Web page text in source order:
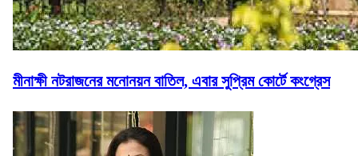
মীনাক্ষী নটরাজনের মনোনয়ন বাতিল, এবার সুপ্রিম কোর্টে কংগ্রেস